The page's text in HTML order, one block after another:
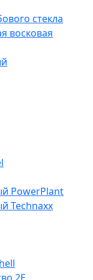
стекла
восковая
PowerPlant
Technaxx